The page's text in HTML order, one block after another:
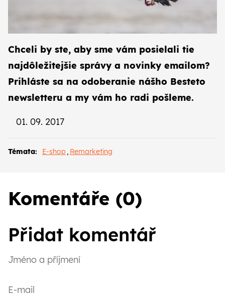
Chceli by ste, aby sme vám posielali tie
najdôležitejšie správy a novinky emailom?
Prihláste sa na odoberanie nášho Besteto
newsletteru a my vám ho radi pošleme.
01. 09. 2017
Témata: E-shop, Remarketing
Komentáře (0)
Přidat komentář